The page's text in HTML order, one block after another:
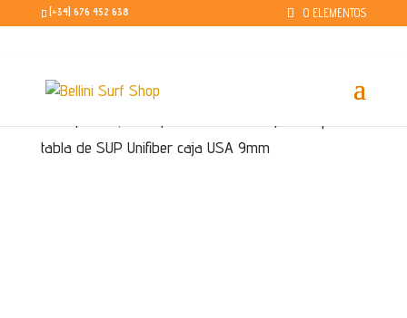
[+34] 676 452 638 0 ELEMENTOS
tabla de SUP Unifiber caja USA 9mm